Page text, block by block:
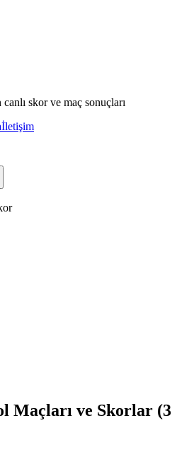
canlı skor ve maç sonuçları
İletişim
Maçları ve Skorlar (3